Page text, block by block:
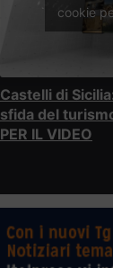
cookie
Castelli di
sfida del
PER IL VIDEO